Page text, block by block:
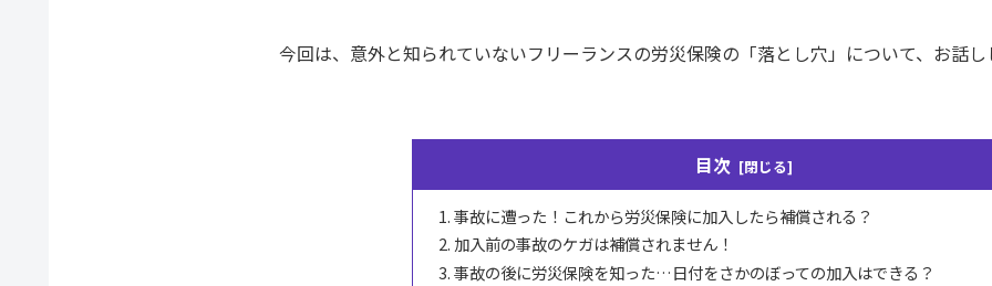
今回は、意外と知られていないフリーランスの労災保険の「落とし穴」について、お話
目次
事故に遭った！これから労災保険に加入したら補償される？
加入前の事故のケガは補償されません！
事故の後に労災保険を知った…日付をさかのぼっての加入はできる？